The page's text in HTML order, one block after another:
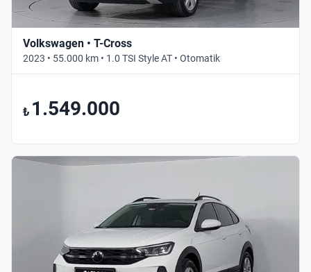
Volkswagen • T-Cross
2023 • 55.000 km • 1.0 TSI Style AT • Otomatik
₺ 1.549.000